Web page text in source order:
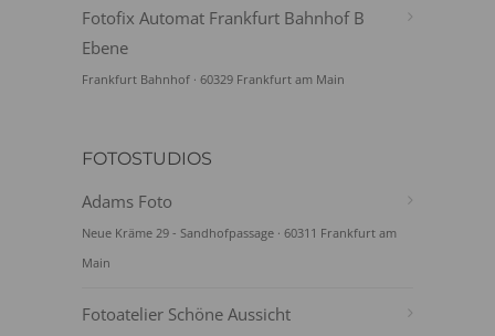
Fotofix Automat Frankfurt Bahnhof B
Ebene
Frankfurt Bahnhof · 60329 Frankfurt am Main
FOTOSTUDIOS
Adams Foto
Neue Kräme 29 - Sandhofpassage · 60311 Frankfurt am
Main
Fotoatelier Schöne Aussicht